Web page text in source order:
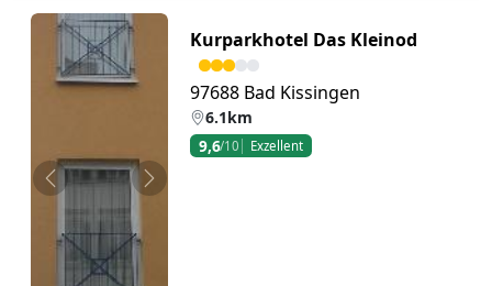
Zurück Weiter
Kurparkhotel Das Kleinod
97688 Bad Kissingen
6.1km
9,6/10 Exzellent